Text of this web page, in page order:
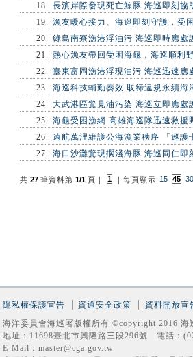
18. 長濱岸際發現死亡鯨豚 海巡即刻協
19. 漁友暖心接力、海巡即刻守護，受
20. 綠島南寮漁港浮油污 海巡即時應處
21. 熱心漁友帶回受困海龜，海巡順利
22. 臺東富岡漁港浮現油污 海巡迅速應
23. 海巡科技輔勤奏效 取締違規永續海
24. 大武港區驚見油污染 海巡立即應處
25. 海龜受困漁網 高雄海巡隊迅速救援
26. 遠航萬浬維護公海漁業秩序 「巡護
27. 海口沙灘驚現擱淺海豚 海巡同仁即
共 27 筆資料第 1/1 頁 ｜ 1 ｜ 每頁顯示 15 45
隱私權保護宣告 資通安全政策
資料開放宣
海洋委員會海巡署版權所有 ©copyright 2016 海
地址：11698臺北市興隆路三段296號 電話：
E-Mail：master@cga.gov.tw